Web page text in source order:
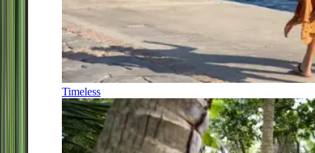
Timeless